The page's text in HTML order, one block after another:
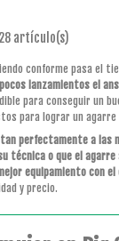
artículo(s)
conforme pasa el
lanzamientos el
para conseguir un
para lograr un
perfectamente a las
técnica o que el agarre
equipamiento con el
y precio.